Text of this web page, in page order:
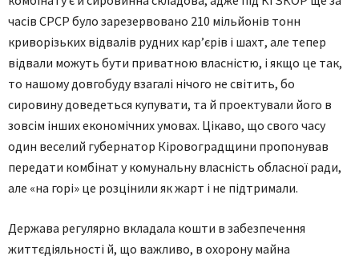
часів СРСР було зарезервовано 210 мільйонів тонн
криворізьких відвалів рудних кар’єрів і шахт, але тепер
відвали можуть бути приватною власністю, і якщо це так,
то нашому довгобуду взагалі нічого не світить, бо
сировину доведеться купувати, та й проектували його в
зовсім інших економічних умовах. Цікаво, що свого часу
один веселий губернатор Кіровоградщини пропонував
передати комбінат у комунальну власність обласної ради,
але «на горі» це розцінили як жарт і не підтримали.
Держава регулярно вкладала кошти в забезпечення
життєдіяльності й, що важливо, в охорону майна